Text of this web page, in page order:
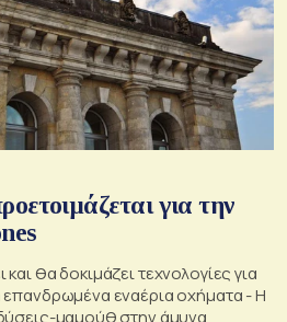
για την
θα δοκιμάζει τεχνολογίες για
εναέρια οχήματα - Η
μαμούθ στην άμυνα